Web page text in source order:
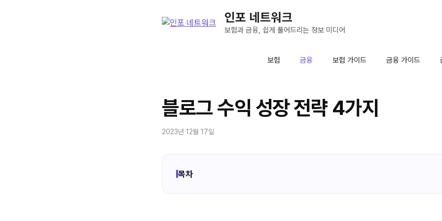
인포 네트워크
보험과 금융, 쉽게 풀어드리는 정보 미디어
보험 금융 보험 가이드 금융 가이드
블로그 수익 성장 전략 4가지
2023년 12월 17일
목차